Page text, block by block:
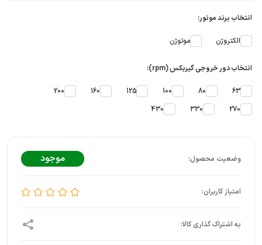
انتخاب برند موتور:
الکتروژن موتوژن
انتخاب دور خروجی گیربکس (rpm):
63
80
100
125
160
200
270
330
430
موجود